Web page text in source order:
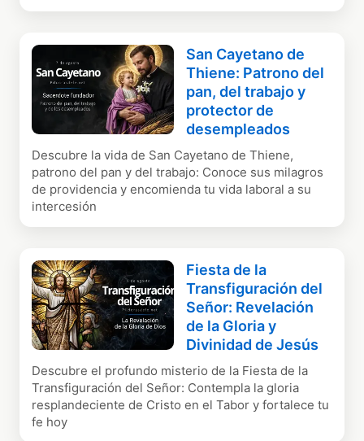
San Cayetano de
Thiene: Patrono del
pan, del trabajo y
protector de
desempleados
Descubre la vida de San Cayetano de Thiene,
patrono del pan y del trabajo: Conoce sus milagros
de providencia y encomienda tu vida laboral a su
intercesión
Fiesta de la
Transfiguración del
Señor: Revelación
de la Gloria y
Divinidad de Jesús
Descubre el profundo misterio de la Fiesta de la
Transfiguración del Señor: Contempla la gloria
resplandeciente de Cristo en el Tabor y fortalece tu
fe hoy